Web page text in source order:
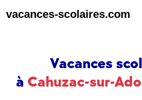
vacances-scolaires.com
Vacances
à Cahuzac-sur-